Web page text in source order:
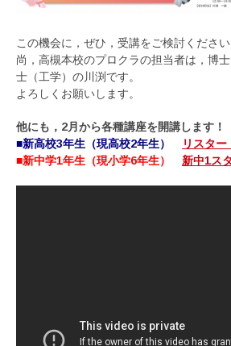
この機会に，ぜひ，受講をご検討ください
尚，高槻本校のプロクラの担当者は，博
士（工学）の川渕です。
よろしくお願いします。
他にも，2月から各種講座を開講します！
■新高校3年生（現高校2年生）
リスター
■新中学1年生（現小学6年生） 新中1ス